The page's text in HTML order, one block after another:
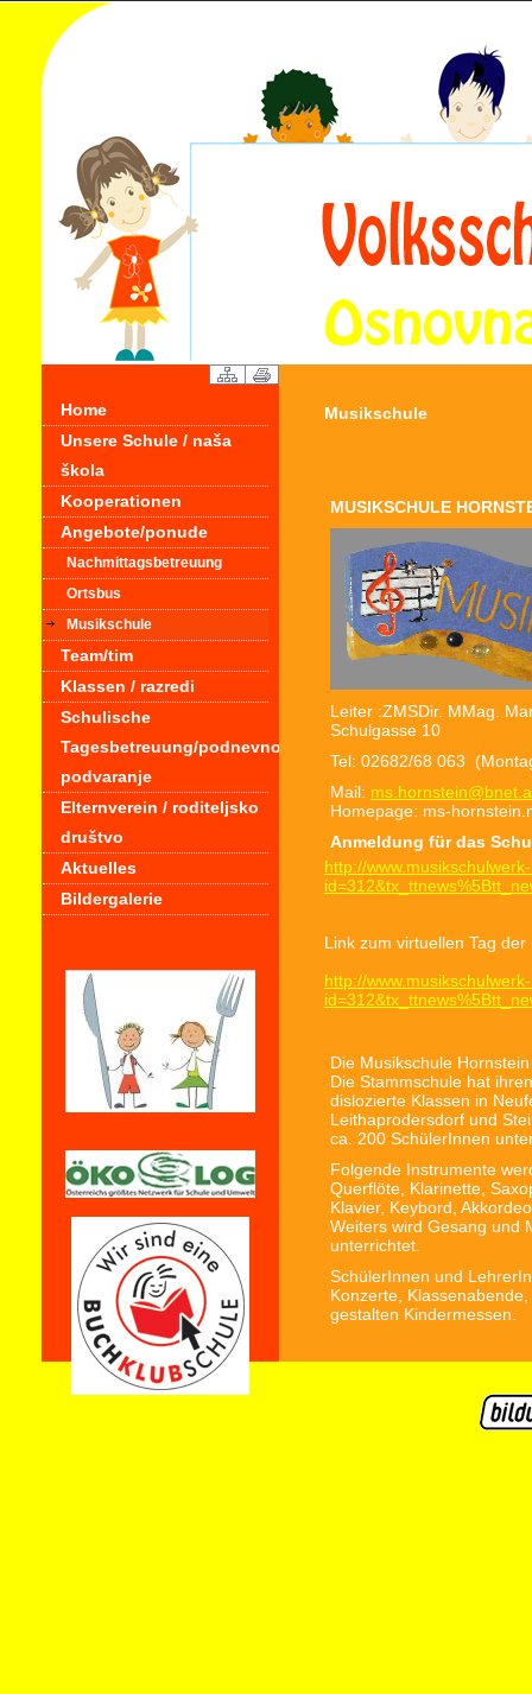
Home
Unsere Schule / naša
škola
Kooperationen
Angebote/ponude
Nachmittagsbetreuung
Ortsbus
Musikschule
Team/tim
Klassen / razredi
Schulische
Tagesbetreuung/podnevno
podvaranje
Elternverein / roditeljsko
društvo
Aktuelles
Bildergalerie
Musikschule
MUSIKSCHULE
Leiter :ZMSDir. MMag.
Schulgasse 10
Tel: 02682/68 063
Mail:
Homepage: ms-
Anmeldung für das
http://
Link zum virtuellen Tag
http://
Die Musikschule
Die Stammschule hat
dislozierte Klassen in
Leithaprodersdorf und
ca. 200 SchülerInnen
Folgende Instrumente
Querflöte, Klarinette,
Klavier, Keybord,
Weiters wird Gesang und
unterrichtet.
SchülerInnen und
Konzerte,
gestalten Kindermessen.